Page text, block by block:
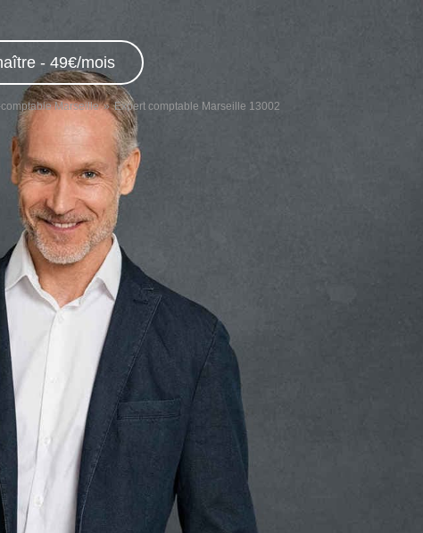
- 49€/mois
comptable Marseille Expert comptable Marseille 13002